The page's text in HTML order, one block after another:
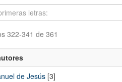
322-341 de 361
de Jesús [3]